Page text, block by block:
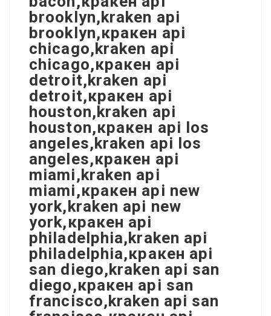
brooklyn,kraken api
brooklyn,кракен api
chicago,kraken api
chicago,кракен api
detroit,kraken api
detroit,кракен api
houston,kraken api
houston,кракен api los
angeles,kraken api los
angeles,кракен api
miami,kraken api
miami,кракен api new
york,kraken api new
york,кракен api
philadelphia,kraken api
philadelphia,кракен api
san diego,kraken api san
diego,кракен api san
francisco,kraken api san